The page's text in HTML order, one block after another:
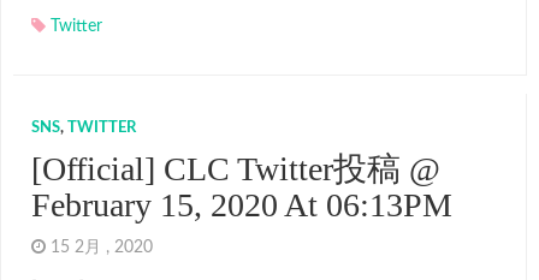
Twitter
SNS, TWITTER
[Official] CLC Twitter投稿 @
February 15, 2020 At 06:13PM
15 2月 , 2020